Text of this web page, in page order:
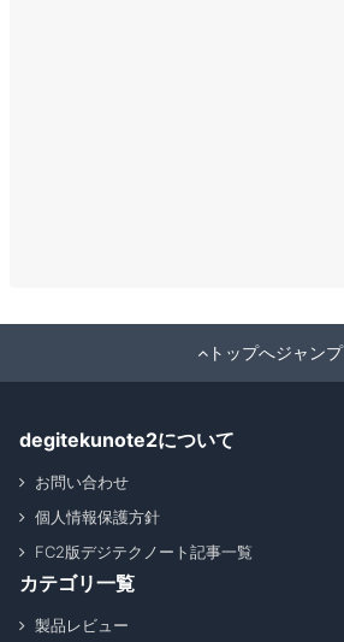
トップへジャンプ
degitekunote2について
お問い合わせ
個人情報保護方針
FC2版デジテクノート記事一覧
カテゴリ一覧
製品レビュー